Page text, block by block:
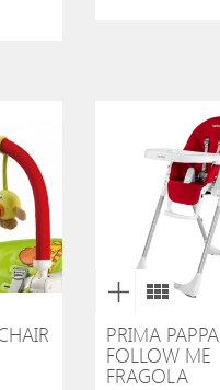
PRIMA PAPPA
FOLLOW ME
FRAGOLA